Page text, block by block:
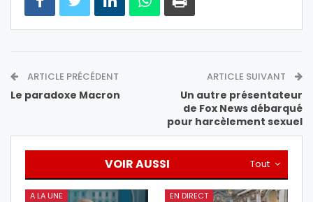
ARTICLE PRÉCÉDENT
Le paradoxe Macron
ARTICLE SUIVANT
Un autre présentateur
de Fox News débarqué
pour harcèlement sexuel
Tout
VOIR AUSSI
A LA UNE EN DIRECT